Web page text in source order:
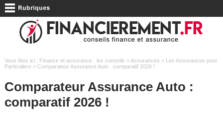
Vous êtes ici : Finance et assurance : les conseils >Assurances > Les Assurances pour
Particuliers > Comparateur Assurance Auto : comparatif 2026 !
Comparateur Assurance Auto :
comparatif 2026 !